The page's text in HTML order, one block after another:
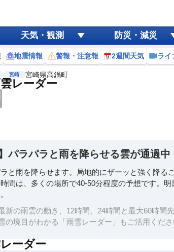
天気・観測 防災・減災
地震情報 警報・注意報 2週間天気 ライ
宮崎 宮崎県高鍋町
レーダー
パラパラと雨を降らせる雲が通過中
と雨を降らせます。局地的にザーッと強く降る
間は、多くの場所で40-50分程度の予想です。
新の雨雲の動き、12時間、24時間と最大60時間
の境目がわかる「雨雪レーダー」もご活用くださ
ーダー